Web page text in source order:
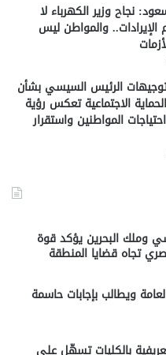
نجاح وزير الكهرباء لا
والمواطن ليس
الرئيس السيسي بشأن
الاجتماعية تعكس رؤية
المواطنين واستقرار
وملك البحرين يؤكد قوة
تجاه قضايا المنطقة
ويطالب بإجابات حاسمة
بالكليات تسهّل على